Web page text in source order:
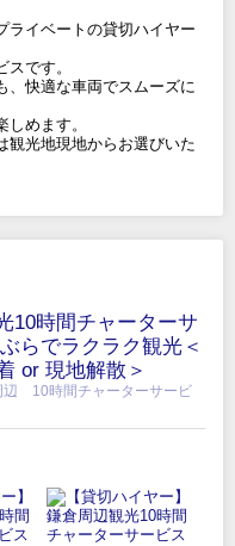
ライベートの貸切ハイヤー
です。
、快適な車両でスムーズに
めます。
観光地現地からお選びいた
10時間チャーターサ
らでラクラク観光＜
or 現地解散＞
辺 10時間チャーターサービ